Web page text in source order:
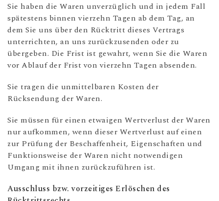
Sie haben die Waren unverzüglich und in jedem Fall
spätestens binnen vierzehn Tagen ab dem Tag, an
dem Sie uns über den Rücktritt dieses Vertrags
unterrichten, an uns zurückzusenden oder zu
übergeben. Die Frist ist gewahrt, wenn Sie die Waren
vor Ablauf der Frist von vierzehn Tagen absenden.
Sie tragen die unmittelbaren Kosten der
Rücksendung der Waren.
Sie müssen für einen etwaigen Wertverlust der Waren
nur aufkommen, wenn dieser Wertverlust auf einen
zur Prüfung der Beschaffenheit, Eigenschaften und
Funktionsweise der Waren nicht notwendigen
Umgang mit ihnen zurückzuführen ist.
Ausschluss bzw. vorzeitiges Erlöschen des